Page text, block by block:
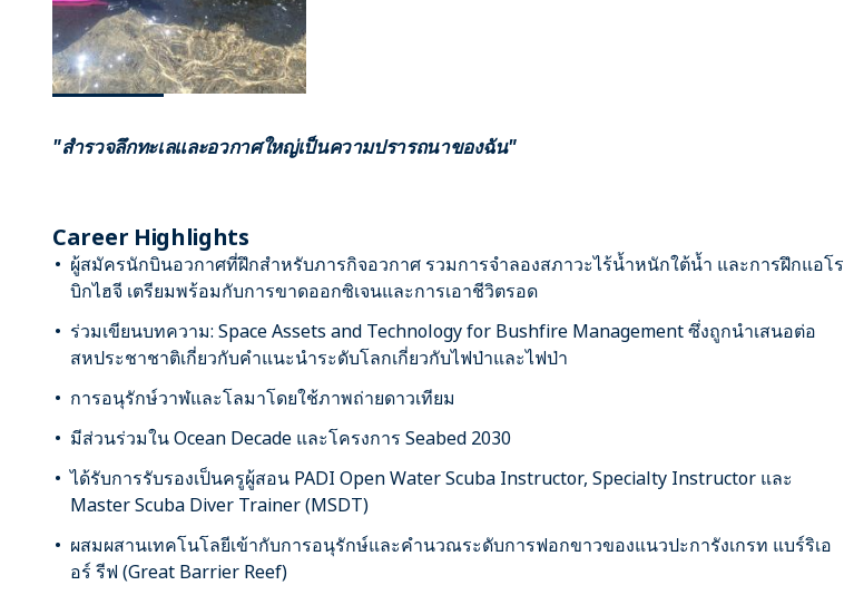
"สำรวจลึกทะเลและอวกาศใหญ่เป็นความปรารถนาของฉัน"
Career Highlights
ผู้สมัครนักบินอวกาศที่ฝึกสำหรับภารกิจอวกาศ รวมการจำลองสภาวะไร้น้ำหนักใต้น้ำ และการฝึกแอโร
บิกไฮจี เตรียมพร้อมกับการขาดออกซิเจนและการเอาชีวิตรอด
ร่วมเขียนบทความ: Space Assets and Technology for Bushfire Management ซึ่งถูกนำเสนอต่อ
สหประชาชาติเกี่ยวกับคำแนะนำระดับโลกเกี่ยวกับไฟป่าและไฟป่า
การอนุรักษ์วาฬและโลมาโดยใช้ภาพถ่ายดาวเทียม
มีส่วนร่วมใน Ocean Decade และโครงการ Seabed 2030
ได้รับการรับรองเป็นครูผู้สอน PADI Open Water Scuba Instructor, Specialty Instructor และ
Master Scuba Diver Trainer (MSDT)
ผสมผสานเทคโนโลยีเข้ากับการอนุรักษ์และคำนวณระดับการฟอกขาวของแนวปะการังเกรท แบร์ริเอ
อร์ รีฟ (Great Barrier Reef)